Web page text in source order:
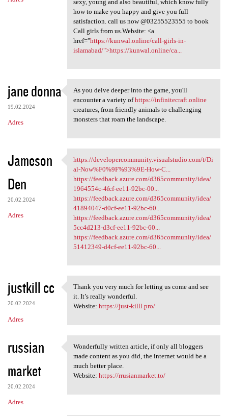
sexy, young and also beautiful, which know fully
how to make you happy and give you full
satisfaction. call us now @03255523555 to book
Call girls from us.Website: <a
href="https://kunwal.online/call-girls-in-
islamabad/">https://kunwal.online/ca...
jane donna
19.02.2024
Adres
As you delve deeper into the
As you delve deeper into the game, you'll
encounter a variety ofhttps://infinitecraft.online
creatures, from friendly animals to challenging
monsters that roam the landscape.
Jameson
Den
20.02.2024
Adres
https://developercommunity
https://developercommunity.visualstudio.com/t/Di
al-Now%F0%9F%93%9E-How-C...
https://feedback.azure.com/d365community/idea/
1964554c-4fcf-ee11-92bc-00...
https://feedback.azure.com/d365community/idea/
41894047-d0cf-ee11-92bc-60...
https://feedback.azure.com/d365community/idea/
5cc4d213-d3cf-ee11-92bc-60...
https://feedback.azure.com/d365community/idea/
51412349-d4cf-ee11-92bc-60...
justkill cc
20.02.2024
Adres
Thank you very much for
Thank you very much for letting us come and see
it. It’s really wonderful.
Website: https://just-killl.pro/
russian
market
20.02.2024
Adres
Wonderfully written article,
Wonderfully written article, if only all bloggers
made content as you did, the internet would be a
much better place.
Website: https://rrusianmarket.to/